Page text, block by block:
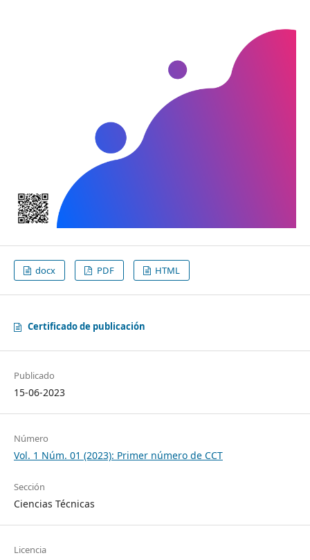
docx PDF HTML
Certificado de publicación
Publicado
15-06-2023
Número
Vol. 1 Núm. 01 (2023): Primer número de CCT
Sección
Ciencias Técnicas
Licencia